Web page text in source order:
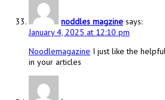
noddles magzine says:
January 4, 2025 at 12:10 pm
Noodlemagazine I just like the
in your articles